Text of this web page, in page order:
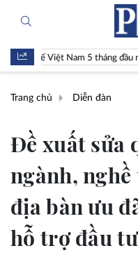
Việt Nam 5 tháng đầu năm 2023
Trang chủ Diễn đàn
Đề xuất sửa
ngành,
địa bàn ưu
hỗ trợ đầu